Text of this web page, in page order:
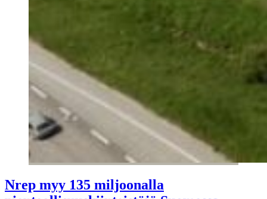
Nrep myy 135 miljoonalla